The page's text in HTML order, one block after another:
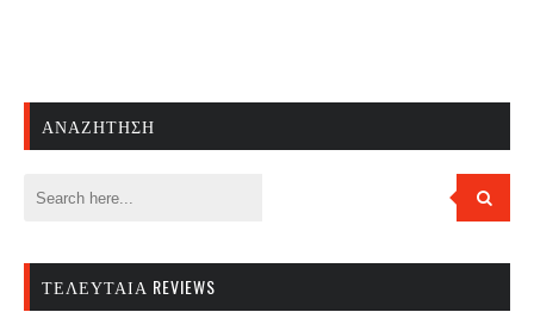
ΑΝΑΖΉΤΗΣΗ
ΤΕΛΕΥΤΑΊΑ REVIEWS